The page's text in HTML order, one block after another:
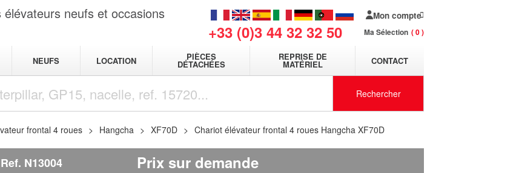
neufs et occasions
+33 (0)3 44 32 32 50
Mon compte
Ma Sélection 0
NEUFS LOCATION PIÈCES
DÉTACHÉES
REPRISE DE
MATÉRIEL CONTACT
Rechercher
frontal 4 roues Hangcha XF70D Chariot élévateur frontal 4 roues Hangcha XF70D
Ref. N13004 Prix sur demande